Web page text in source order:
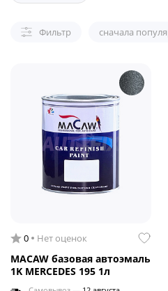
Фильтр сначала
0 Нет оценок
MACAW базовая автоэмаль
1K MERCEDES 195 1л